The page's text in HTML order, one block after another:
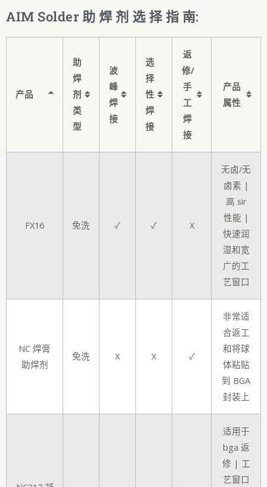
AIM Solder 助 焊 剂 选 择 指 南:
产品
助
焊
剂
类
型
波
峰
焊
接
选
择
性
焊
接
返
修/
手
工
焊
接
产品
属性
FX16 免洗 ✓ ✓ X
无卤/无
卤素 |
高 sir
性能 |
快速润
湿和宽
广的工
艺窗口
NC 焊膏
助焊剂
免洗 X X ✓
非常适
合返工
和将球
体粘贴
到 BGA
封装上
适用于
bga 返
修 | 工
艺窗口